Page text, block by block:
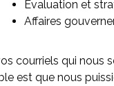
Évaluation et
Affaires
courriels qui nous
est que nous